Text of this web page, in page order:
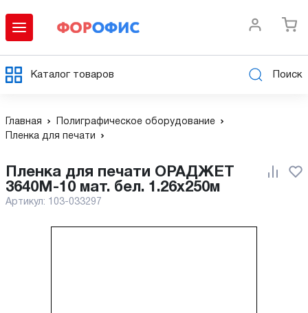
Каталог товаров Поиск
Главная
Полиграфическое оборудование
Пленка для печати
3640М-10 мат. бел. 1.26х250м
Артикул: 103-033297